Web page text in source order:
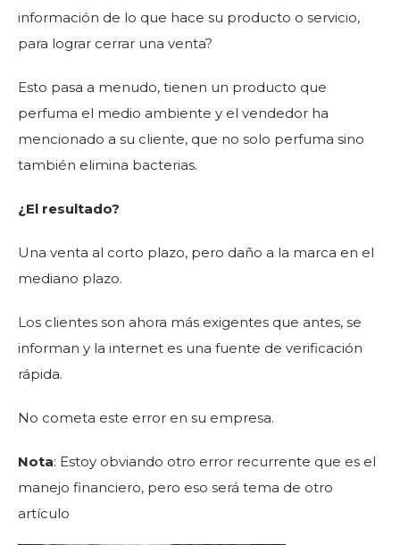
información de lo que hace su producto o servicio,
para lograr cerrar una venta?
Esto pasa a menudo, tienen un producto que
perfuma el medio ambiente y el vendedor ha
mencionado a su cliente, que no solo perfuma sino
también elimina bacterias.
¿El resultado?
Una venta al corto plazo, pero daño a la marca en el
mediano plazo.
Los clientes son ahora más exigentes que antes, se
informan y la internet es una fuente de verificación
rápida.
No cometa este error en su empresa.
Nota: Estoy obviando otro error recurrente que es el
manejo financiero, pero eso será tema de otro
artículo